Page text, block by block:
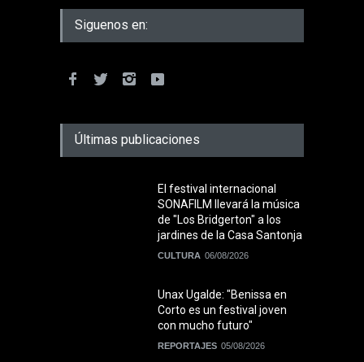
Siguenos en:
Últimas publicaciones
El festival internacional
SONAFILM llevará la música
de "Los Bridgerton" a los
jardines de la Casa Santonja
CULTURA 06/08/2026
Unax Ugalde: "Benissa en
Corto es un festival joven
con mucho futuro"
REPORTAJES 05/08/2026